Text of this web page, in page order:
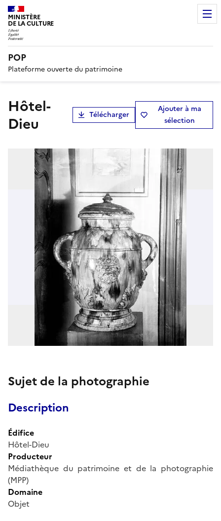
MINISTÈRE
DE LA CULTURE
POP
Plateforme ouverte du patrimoine
Hôtel-
Dieu
Télécharger
Ajouter à ma
sélection
Sujet de la photographie
Description
Édifice
Hôtel-Dieu
Producteur
Médiathèque du patrimoine et de la photographie
(MPP)
Domaine
Objet